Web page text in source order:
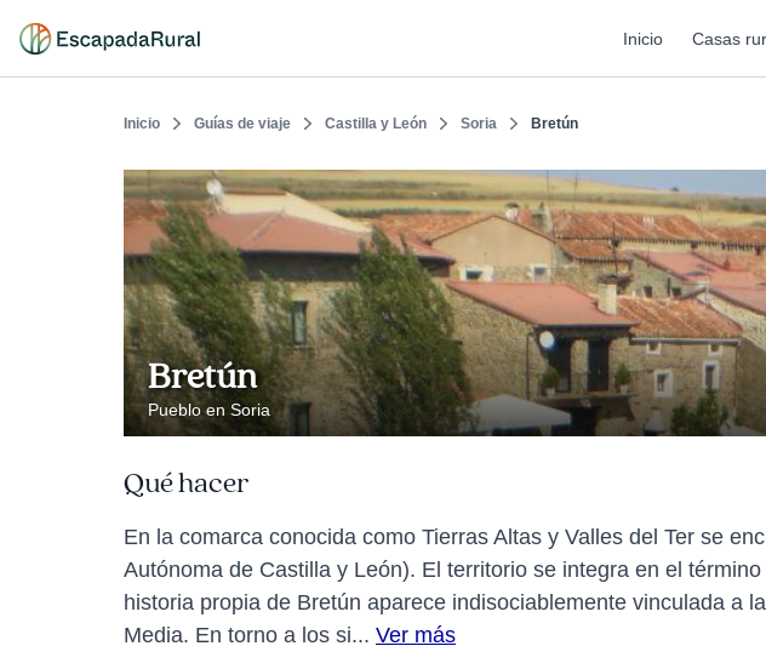
Inicio Casas
Inicio Guías de viaje Castilla y León Soria Bretún
Bretún
Pueblo en Soria
Qué hacer
En la comarca conocida como Tierras Altas y Valles del Ter se
Autónoma de Castilla y León). El territorio se integra en el
historia propia de Bretún aparece indisociablemente vinculada a
Media. En torno a los si... Ver más